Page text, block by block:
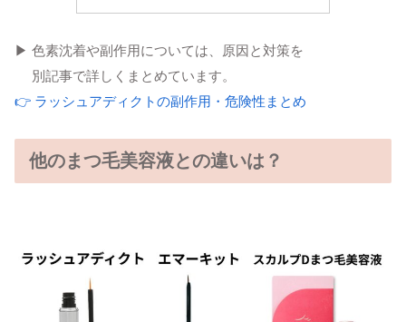
▶ 色素沈着や副作用については、原因と対策を
別記事で詳しくまとめています。
👉 ラッシュアディクトの副作用・危険性まとめ
他のまつ毛美容液との違いは？